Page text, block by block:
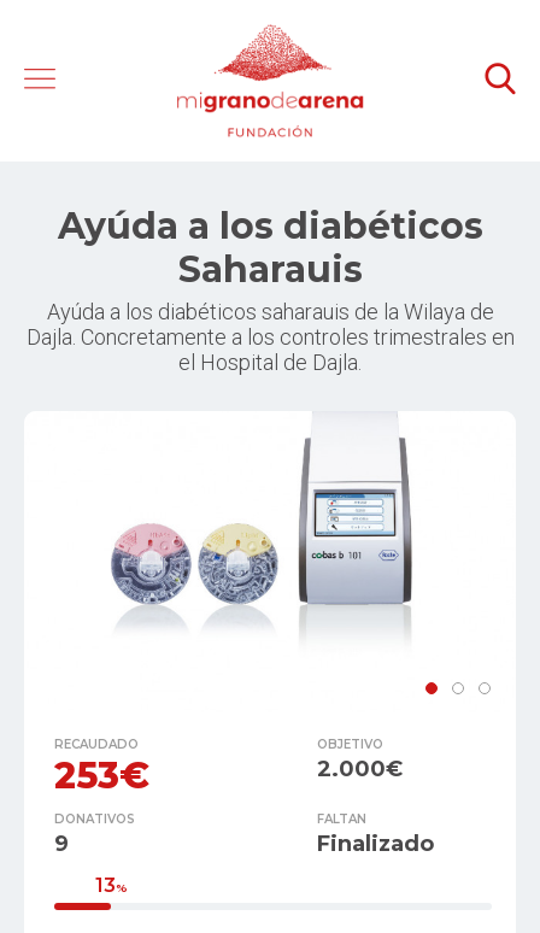
Ayúda a los diabéticos
Saharauis
Ayúda a los diabéticos saharauis de la Wilaya de
Dajla. Concretamente a los controles trimestrales en
el Hospital de Dajla.
RECAUDADO
253€
OBJETIVO
2.000€
DONATIVOS
9
FALTAN
Finalizado
13%